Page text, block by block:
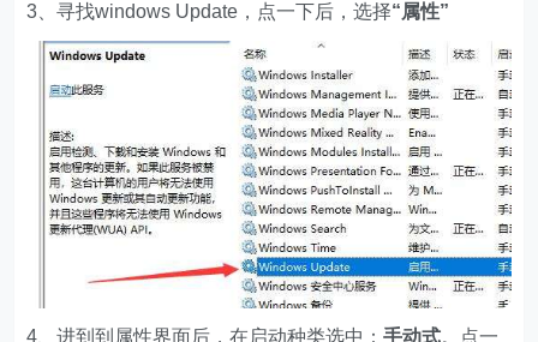
3、寻找windows Update，点一下后，选择“属性”
4、进到到属性界面后，在启动种类选中：手动式。点一